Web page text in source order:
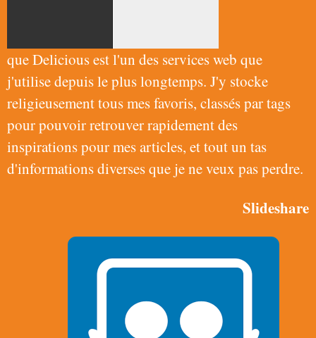
que Delicious est l'un des services web que
j'utilise depuis le plus longtemps. J'y stocke
religieusement tous mes favoris, classés par tags
pour pouvoir retrouver rapidement des
inspirations pour mes articles, et tout un tas
d'informations diverses que je ne veux pas perdre.
Slideshare